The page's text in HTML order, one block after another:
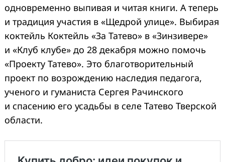
одновременно выпивая и читая книги. А теперь
и традиция участия в «Щедрой улице». Выбирая
коктейль Коктейль «За Татево» в «Зинзивере»
и «Клуб клубе» до 28 декабря можно помочь
«Проекту Татево». Это благотворительный
проект по возрождению наследия педагога,
ученого и гуманиста Сергея Рачинского
и спасению его усадьбы в селе Татево Тверской
области.